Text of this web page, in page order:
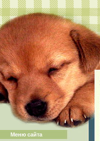
Меню сайта